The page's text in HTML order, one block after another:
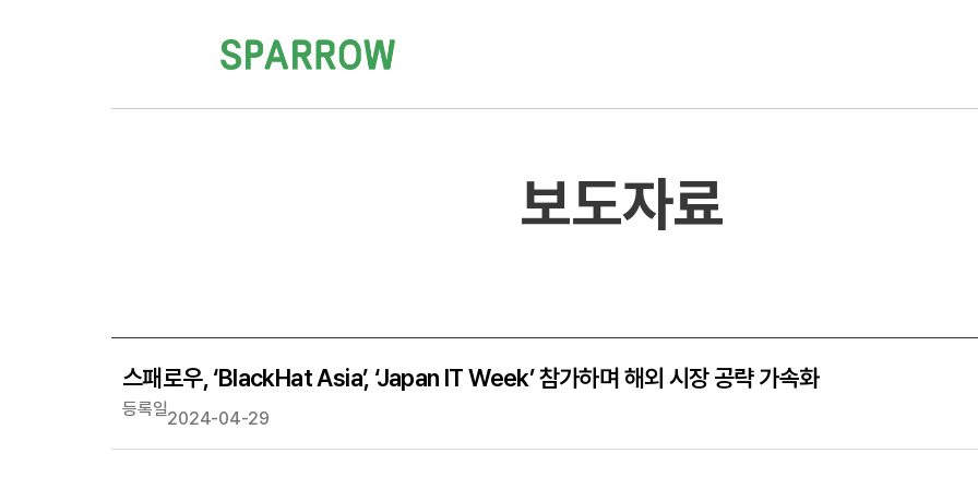
보도자료
스패로우, ‘BlackHat Asia’, ‘Japan IT Week’ 참가하며 해외 시장 공략 가속화
등록일2024-04-29